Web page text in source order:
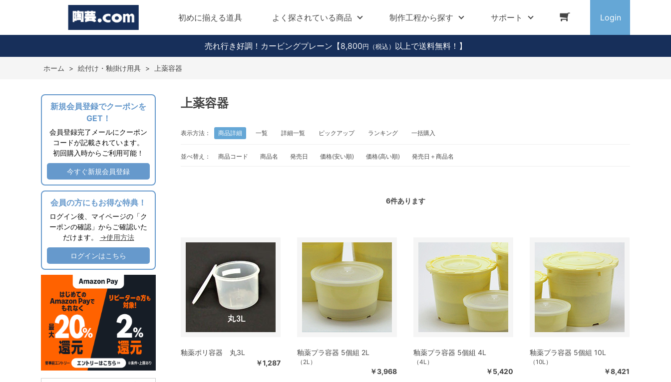
初めに揃える道具 よく探されている商品 制作工程から探す サポート Login
売れ行き好調！カービングプレーン 【8,800 円（税込） 以上で送料無料！】
ホーム > 絵付け・釉掛け用具 > 上薬容器
新規会員登録でクーポンを
GET！
会員登録完了メールにクーポン
コードが記載されています。
初回購入時からご利用可能！
今すぐ新規会員登録
会員の方にもお得な特典！
ログイン後、マイページの「ク
ーポンの確認」からご確認いた
だけます。 →使用方法
ログインはこちら
上薬容器
表示方法： 商品詳細 一覧 詳細一覧 ピックアップ ランキング 一括購入
並べ替え： 商品コード 商品名 発売日 価格(安い順) 価格(高い順) 発売日＋商品名
6件あります
釉薬ポリ容器 丸3L
￥1,287
釉薬プラ容器 5個組 2L
（2L）
￥3,968
釉薬プラ容器 5個組 4L
（4L）
￥5,420
釉薬プラ容器 5個組 10L
（10L）
￥8,421